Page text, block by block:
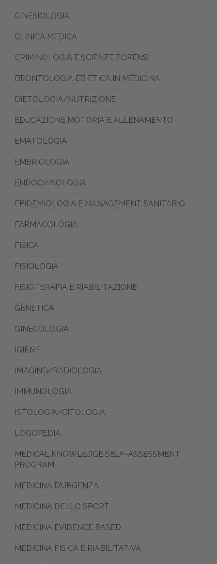
CINESIOLOGIA
CLINICA MEDICA
CRIMINOLOGIA E SCIENZE FORENSI
DEONTOLOGIA ED ETICA IN MEDICINA
DIETOLOGIA/NUTRIZIONE
EDUCAZIONE MOTORIA E ALLENAMENTO
EMATOLOGIA
EMBRIOLOGIA
ENDOCRINOLOGIA
EPIDEMIOLOGIA E MANAGEMENT SANITARIO
FARMACOLOGIA
FISICA
FISIOLOGIA
FISIOTERAPIA E RIABILITAZIONE
GENETICA
GINECOLOGIA
IGIENE
IMAGING/RADIOLOGIA
IMMUNOLOGIA
ISTOLOGIA/CITOLOGIA
LOGOPEDIA
MEDICAL KNOWLEDGE SELF-ASSESSMENT
PROGRAM
MEDICINA D’URGENZA
MEDICINA DELLO SPORT
MEDICINA EVIDENCE BASED
MEDICINA FISICA E RIABILITATIVA